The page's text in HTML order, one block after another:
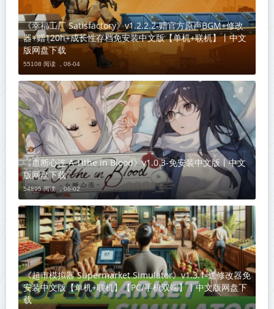
《幸福工厂 Satisfactory》v1.2.2.2-赠官方原声BGM+修改
器+赠120h+成长性存档免安装中文版【单机+联机】丨中文
版网盘下载
55108 阅读 ， 06-04
《血断心连 A Tithe in Blood》v1.0.3-免安装中文版丨中文
版网盘下载
54895 阅读 ， 06-02
《超市模拟器 Supermarket Simulator》v1.3.1-送修改器免
安装中文版【单机+联机】【PC/手机双端】丨中文版网盘下
载